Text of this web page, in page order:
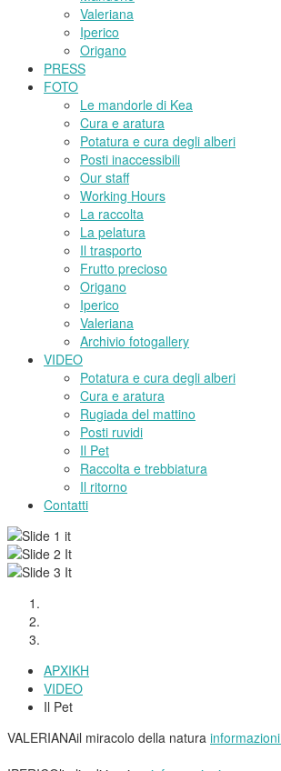
Valeriana
Iperico
Origano
PRESS
FOTO
Le mandorle di Kea
Cura e aratura
Potatura e cura degli alberi
Posti inaccessibili
Our staff
Working Hours
La raccolta
La pelatura
Il trasporto
Frutto precioso
Origano
Iperico
Valeriana
Archivio fotogallery
VIDEO
Potatura e cura degli alberi
Cura e aratura
Rugiada del mattino
Posti ruvidi
Il Pet
Raccolta e trebbiatura
Il ritorno
Contatti
ΑΡΧΙΚΗ
VIDEO
Il Pet
VALERIANAil miracolo della natura informazioni